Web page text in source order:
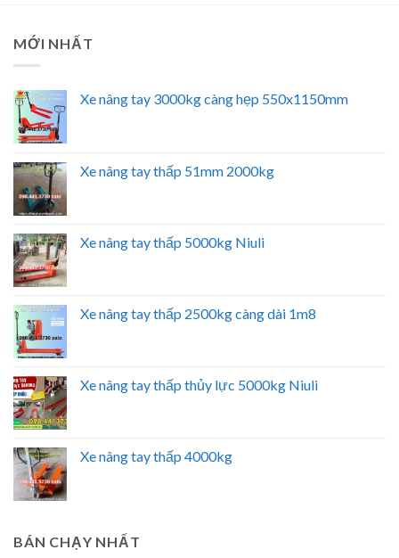
MỚI NHẤT
Xe nâng tay 3000kg càng hẹp 550x1150mm
Xe nâng tay thấp 51mm 2000kg
Xe nâng tay thấp 5000kg Niuli
Xe nâng tay thấp 2500kg càng dài 1m8
Xe nâng tay thấp thủy lực 5000kg Niuli
Xe nâng tay thấp 4000kg
BÁN CHẠY NHẤT